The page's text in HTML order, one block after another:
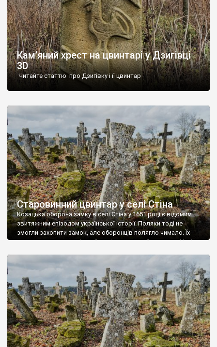
Кам’яний хрест на цвинтарі у Дзигівці
3D
Читайте статтю про Дзигівку і її цвинтар
Старовинний цвинтар у селі Стіна
Козацька оборона замку в селі Стіна у 1651 році є відомим
звитяжним епізодом української історії. Поляки тоді не
змогли захопити замок, але оборонців полягло чимало. Їх
поховали на цвинтарі, який тоді називався Замковим. Нині на
ньому чимало хрестів 19 століття, є такі, де епітафії стер […]